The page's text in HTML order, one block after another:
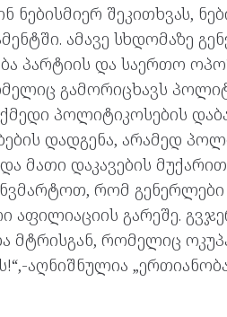
ნებისმიერ შეკითხვას,
ამავე სხდომაზე
პარტიის და საერთო
გამორიცხავს
პოლიტიკოსების
დადგენა, არამედ
მათი დაკავების
რომ გენერლები
აფილიაციის გარეშე.
მტრისგან, რომელიც
აღნიშნულია